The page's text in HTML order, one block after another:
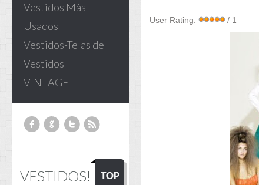
Vestidos Màs
Usados
Vestidos-Telas de
Vestidos
VINTAGE
VESTIDOS!
User Rating: / 1